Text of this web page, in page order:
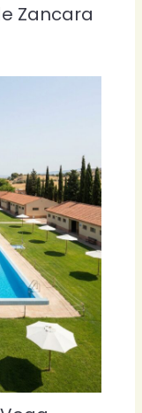
Zancara